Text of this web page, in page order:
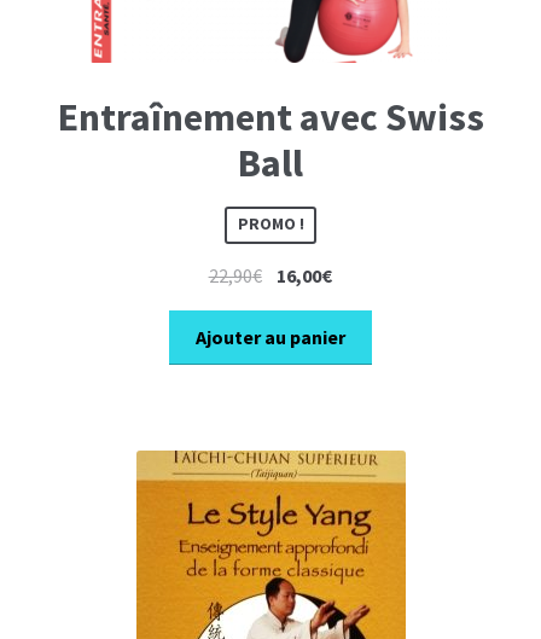
Entraînement avec Swiss
Ball
PROMO !
22,90€ Le
initial
était :
16,00€Le
actuel
est :
Ajouter au panier